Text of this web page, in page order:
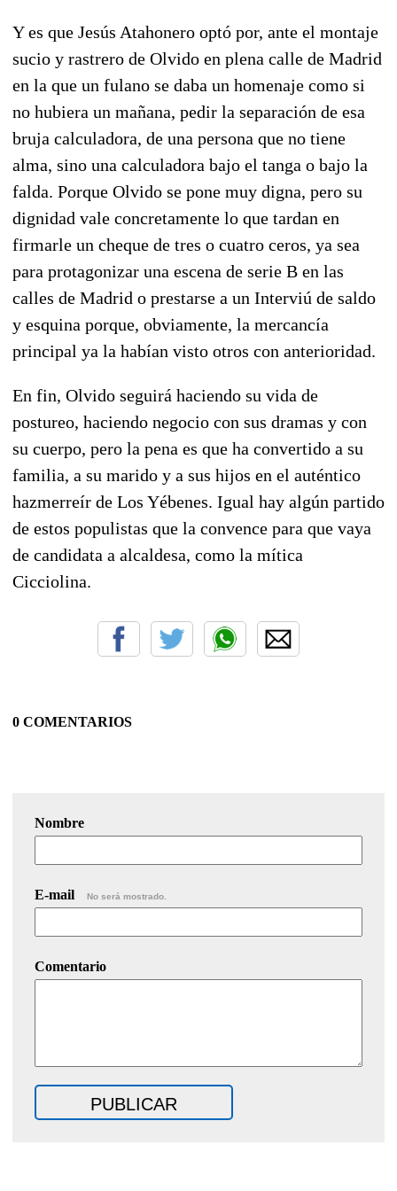
Y es que Jesús Atahonero optó por, ante el montaje
sucio y rastrero de Olvido en plena calle de Madrid
en la que un fulano se daba un homenaje como si
no hubiera un mañana, pedir la separación de esa
bruja calculadora, de una persona que no tiene
alma, sino una calculadora bajo el tanga o bajo la
falda. Porque Olvido se pone muy digna, pero su
dignidad vale concretamente lo que tardan en
firmarle un cheque de tres o cuatro ceros, ya sea
para protagonizar una escena de serie B en las
calles de Madrid o prestarse a un Interviú de saldo
y esquina porque, obviamente, la mercancía
principal ya la habían visto otros con anterioridad.
En fin, Olvido seguirá haciendo su vida de
postureo, haciendo negocio con sus dramas y con
su cuerpo, pero la pena es que ha convertido a su
familia, a su marido y a sus hijos en el auténtico
hazmerreír de Los Yébenes. Igual hay algún partido
de estos populistas que la convence para que vaya
de candidata a alcaldesa, como la mítica
Cicciolina.
0 COMENTARIOS
Nombre
E-mail No será mostrado.
Comentario